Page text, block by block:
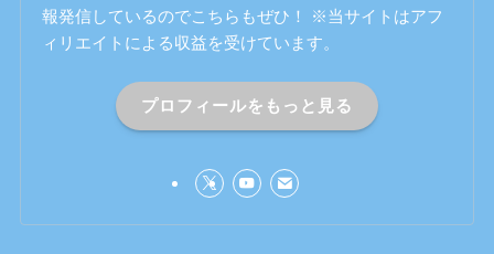
報発信しているのでこちらもぜひ！ ※当サイトはアフ
ィリエイトによる収益を受けています。
プロフィールをもっと見る